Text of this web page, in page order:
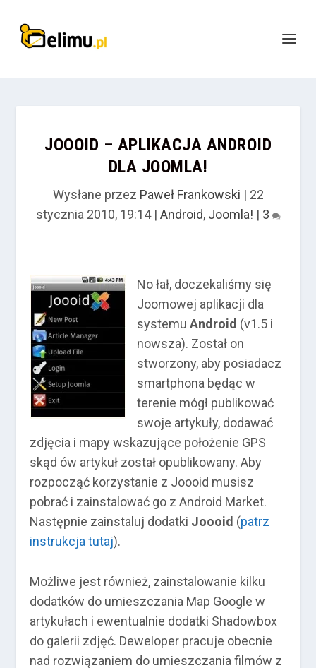
JOOOID – APLIKACJA ANDROID
DLA JOOMLA!
Wysłane przez Paweł Frankowski | 22
stycznia 2010, 19:14| Android, Joomla! | 3
No łał, doczekaliśmy się
Joomowej aplikacji dla
systemuAndroid (v1.5 i
nowsza). Został on
stworzony, aby posiadacz
smartphona będąc w
terenie mógł publikować
swoje artykuły, dodawać
zdjęcia i mapy wskazujące położenie GPS
skąd ów artykuł został opublikowany. Aby
rozpocząć korzystanie z Joooid musisz
pobrać i zainstalować go z Android Market.
Następnie zainstaluj dodatki Joooid (patrz
instrukcja tutaj).
Możliwe jest również, zainstalowanie kilku
dodatków do umieszczania Map Google w
artykułach i ewentualnie dodatki Shadowbox
do galerii zdjęć. Deweloper pracuje obecnie
nad rozwiązaniem do umieszczania filmów z